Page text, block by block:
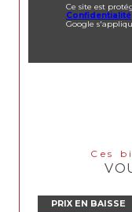
Ce site est
Confidentialité
Google
Ces
PRIX EN BAISSE